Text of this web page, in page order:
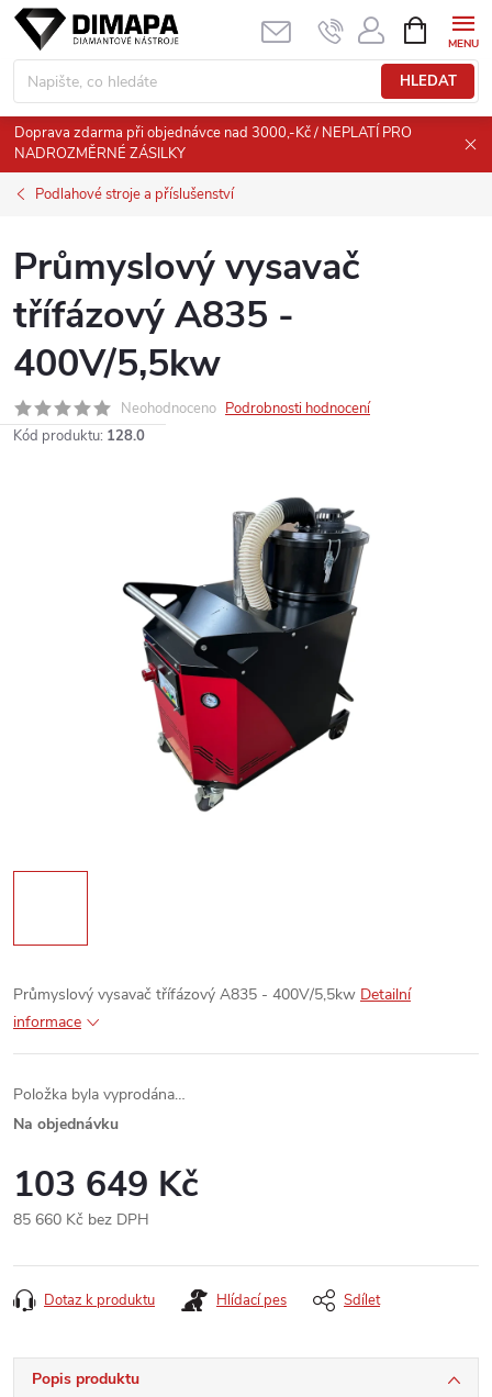
Přejít
obsah
HLEDAT
NÁKUPNÍ
KOŠÍK
Doprava zdarma při objednávce nad 3000,-Kč / NEPLATÍ PRO
NADROZMĚRNÉ ZÁSILKY
Podlahové stroje a příslušenství
Průmyslový vysavač
třífázový A835 -
400V/5,5kw
Neohodnoceno Podrobnosti hodnocení
Kód produktu: 128.0
Průmyslový vysavač třífázový A835 - 400V/5,5kw Detailní
informace
Položka byla vyprodána…
Na objednávku
103 649 Kč
85 660 Kč bez DPH
cena:
Dotaz k produktu Hlídací pes Sdílet
Popis produktu